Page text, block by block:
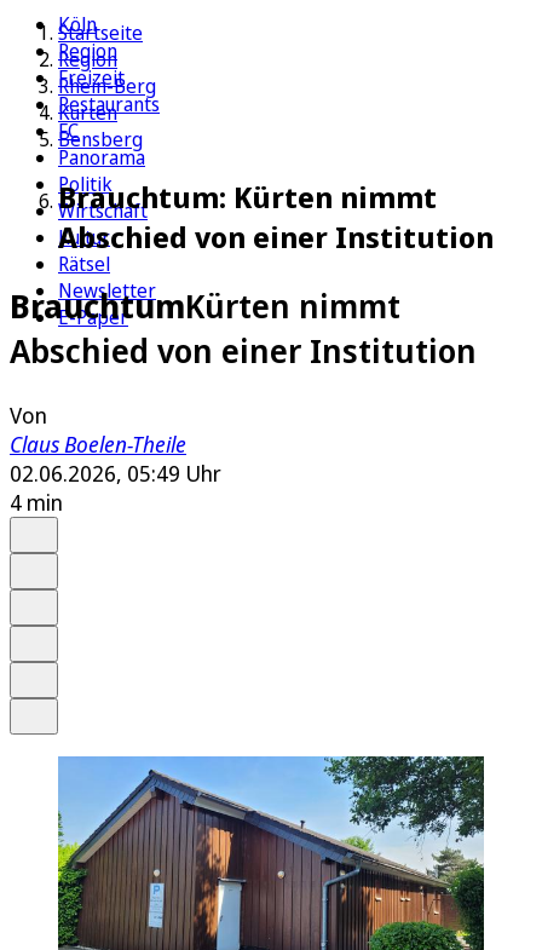
Köln
Region
Freizeit
Restaurants
FC
Panorama
Politik
Wirtschaft
Kultur
Rätsel
Newsletter
E-Paper
Startseite
Region
Rhein-Berg
Kürten
Bensberg
Brauchtum: Kürten nimmt
Abschied von einer Institution
BrauchtumKürten nimmt
Abschied von einer Institution
Von
Claus Boelen-Theile
02.06.2026, 05:49 Uhr
4 min